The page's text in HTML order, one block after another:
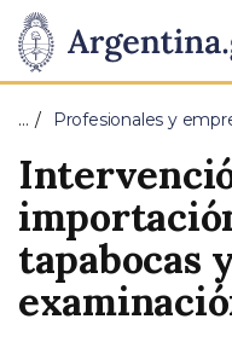
Presidencia
de
la
Nación
Pasar al contenido
… Profesionales y
tapabocas